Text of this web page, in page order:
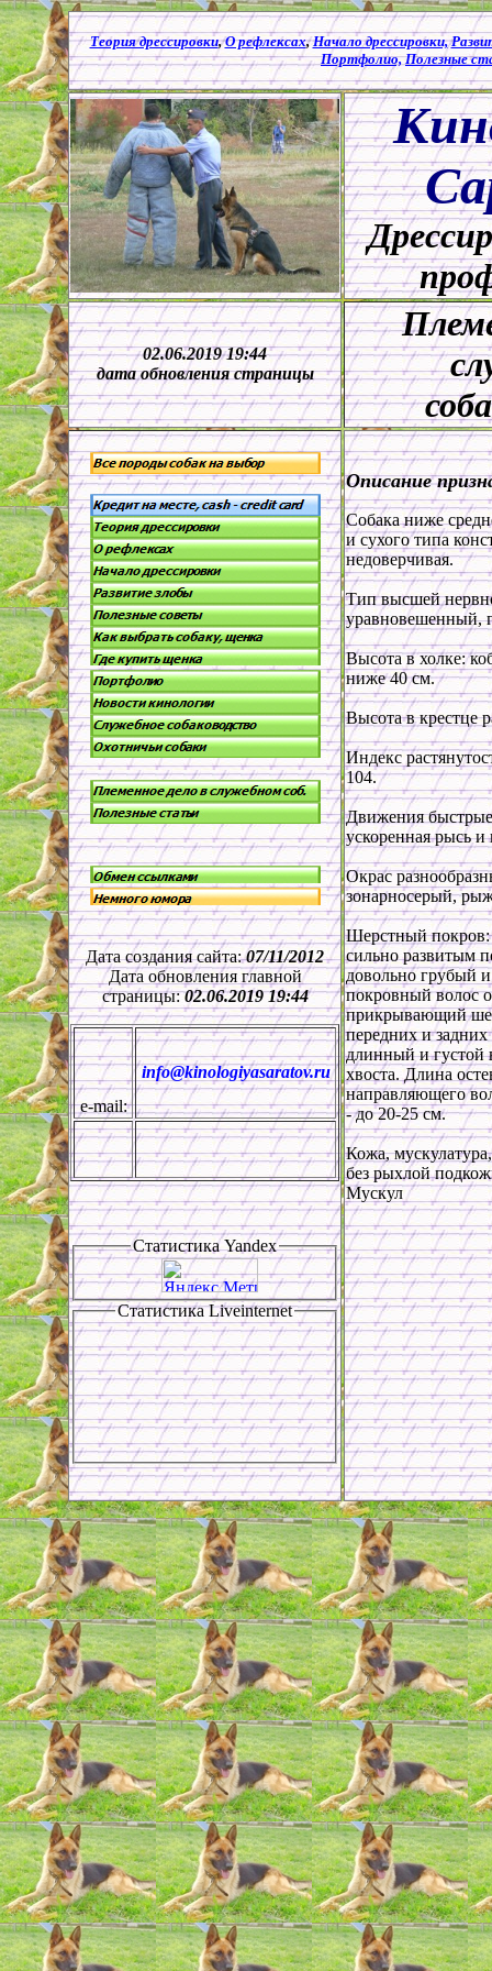
Теория дрессировки,О рефлексах,Начало дрессировки,
Портфолио, Полезные
02.06.2019 19:44
дата обновления страницы
Дата создания сайта:07/11/2012
Дата обновления главной
страницы:02.06.2019 19:44
e-mail:
info@kinologiyasaratov.ru
СтатистикаYandex
СтатистикаLiveinternet
Описание
Собака ниже
и сухого типа
недоверчивая.
Тип высшей
уравновешенный,
Высота в холке:
ниже 40 см.
Высота в крестце
Индекс
104.
Движения
ускоренная рысь и
Окрас
зонарносерый,
Шерстный покров:
сильно развитым
довольно грубый
покровный волос
прикрывающий
передних и
длинный и густой
хвоста. Длина
направляющего
- до 20-25 см.
Кожа,
без рыхлой
Мускул